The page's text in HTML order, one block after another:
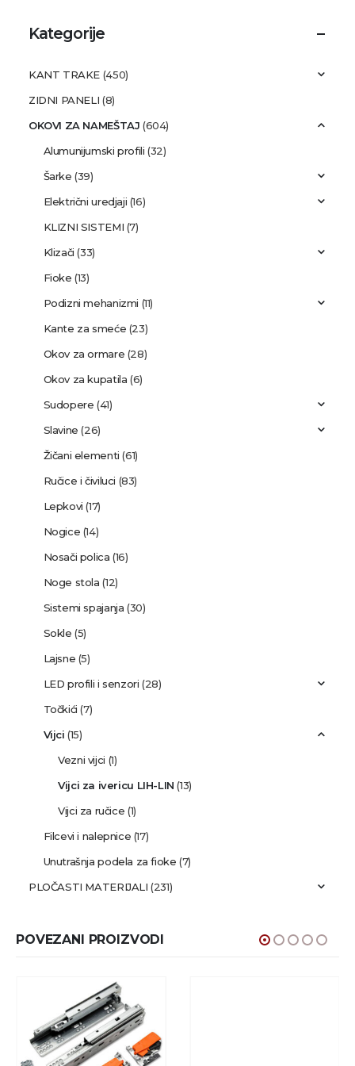
Kategorije
KANT TRAKE (450)
ZIDNI PANELI (8)
OKOVI ZA NAMEŠTAJ (604)
Alumunijumski profili (32)
Šarke (39)
Električni uredjaji (16)
KLIZNI SISTEMI (7)
Klizači (33)
Fioke (13)
Podizni mehanizmi (11)
Kante za smeće (23)
Okov za ormare (28)
Okov za kupatila (6)
Sudopere (41)
Slavine (26)
Žičani elementi (61)
Ručice i čiviluci (83)
Lepkovi (17)
Nogice (14)
Nosači polica (16)
Noge stola (12)
Sistemi spajanja (30)
Sokle (5)
Lajsne (5)
LED profili i senzori (28)
Točkići (7)
Vijci (15)
Vezni vijci (1)
Vijci za ivericu LIH-LIN (13)
Vijci za ručice (1)
Filcevi i nalepnice (17)
Unutrašnja podela za fioke (7)
PLOČASTI MATERIJALI (231)
POVEZANI PROIZVODI